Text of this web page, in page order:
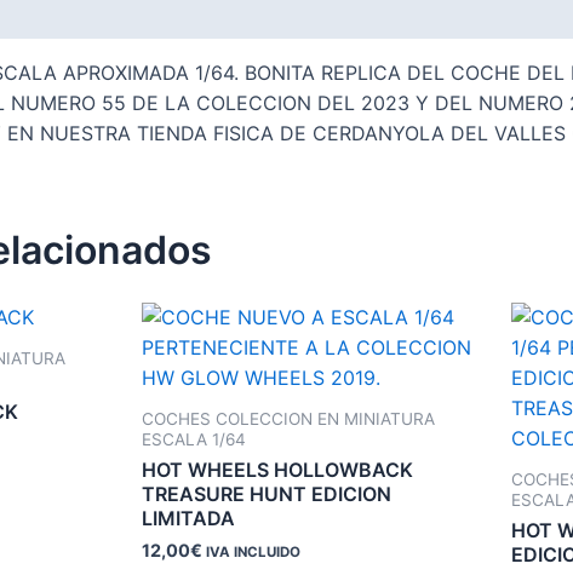
APROXIMADA 1/64. BONITA REPLICA DEL COCHE
NUMERO 55 DE LA COLECCION DEL 2023 Y DEL
NUESTRA TIENDA FISICA DE CERDANYOLA DEL VALLES
COCHES COLECCION EN MINIATURA
ESCALA 1/64
HOT WHEELS HOLLOWBACK
TREASURE HUNT EDICION
LIMITADA
12,00€ IVA INCLUIDO
HOT